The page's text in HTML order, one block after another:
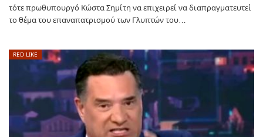
τότε πρωθυπουργό Κώστα Σημίτη να επιχειρεί να διαπραγματευτεί
το θέμα του επαναπατρισμού των Γλυπτών του…
RED LIKE